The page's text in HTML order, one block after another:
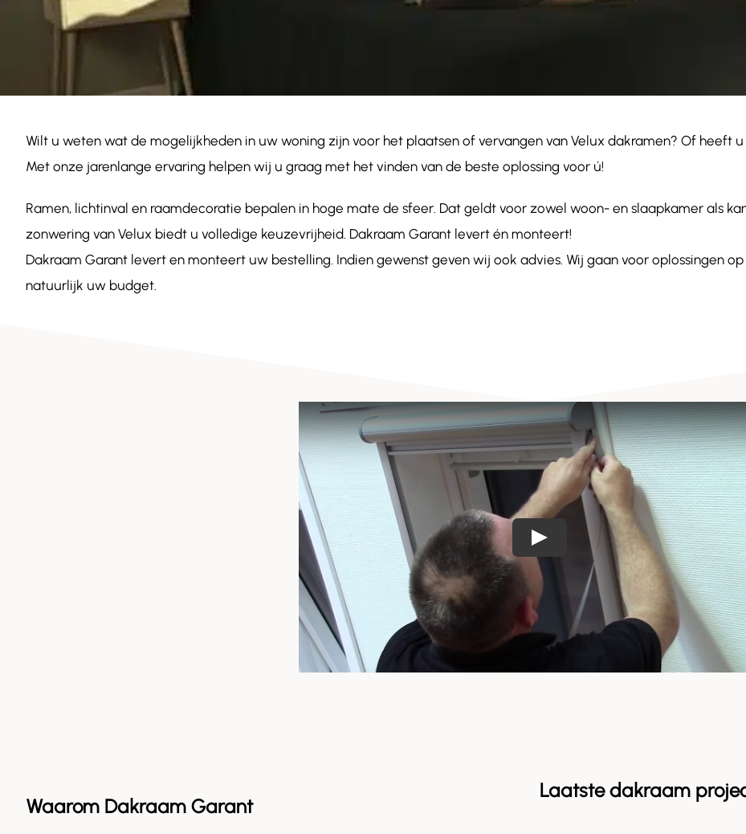
Wilt u weten wat de mogelijkheden in uw woning zijn voor het plaatsen of vervangen van Velux dakramen? Of heeft
Met onze jarenlange ervaring helpen wij u graag met het vinden van de beste oplossing voor ú!
Ramen, lichtinval en raamdecoratie bepalen in hoge mate de sfeer. Dat geldt voor zowel woon- en slaapkamer als
zonwering van Velux biedt u volledige keuzevrijheid. Dakraam Garant levert én monteert!
Dakraam Garant levert en monteert uw bestelling. Indien gewenst geven wij ook advies. Wij gaan voor oplossingen
natuurlijk uw budget.
Waarom Dakraam Garant
Laatste dakraam